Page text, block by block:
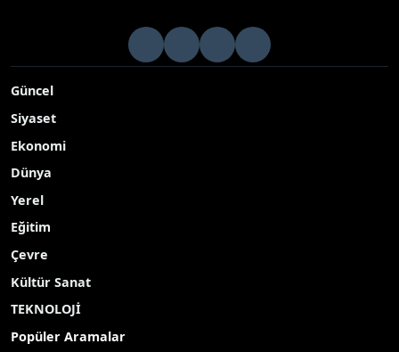
Güncel
Siyaset
Ekonomi
Dünya
Yerel
Eğitim
Çevre
Kültür Sanat
TEKNOLOJİ
Popüler Aramalar